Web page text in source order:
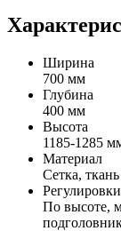
Ширина
700 мм
Глубина
400 мм
Высота
1185-1285
Материал
Сетка, ткань
Регулировки
По высоте,